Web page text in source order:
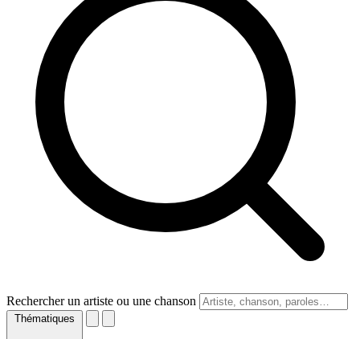
Rechercher un artiste ou une chanson
Thématiques